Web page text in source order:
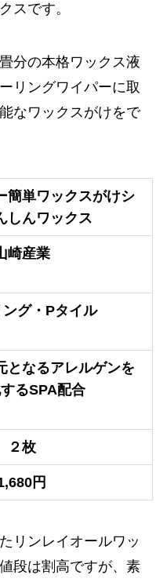
スです。
分の本格ワックス液
リングワイパーに取
なワックスがけをで
簡単ワックスがけシ
しんワックス
崎産業
ング・Pタイル
となるアレルゲンを
るSPA配合
２枚
円
リンレイオールワッ
段は割高ですが、素